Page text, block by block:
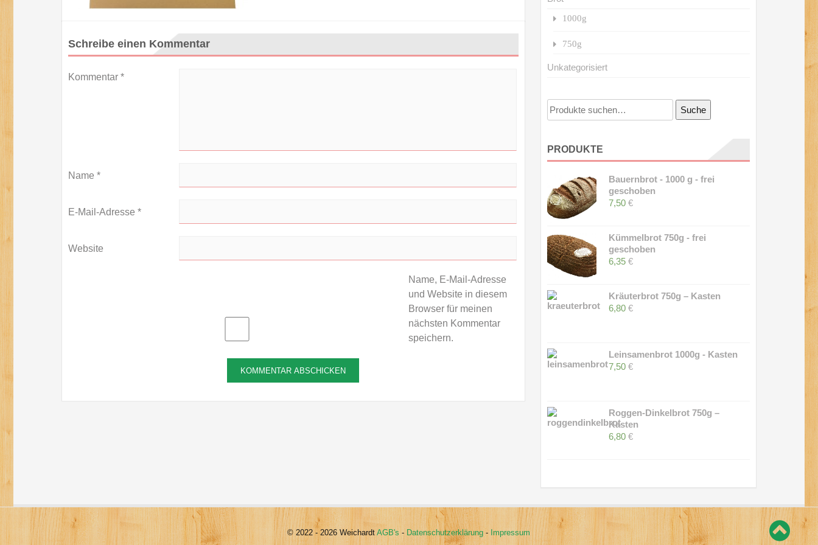
Schreibe einen Kommentar
Kommentar *
Name *
E-Mail-Adresse *
Website
Name, E-Mail-Adresse
und Website in diesem
Browser für meinen
nächsten Kommentar
speichern.
1000g
750g
Unkategorisiert
Suche
nach:
Suche
PRODUKTE
Bauernbrot - 1000 g - frei
geschoben
7,50 €
Kümmelbrot 750g - frei
geschoben
6,35 €
Kräuterbrot 750g – Kasten
6,80 €
Leinsamenbrot 1000g - Kasten
7,50 €
Roggen-Dinkelbrot 750g –
Kasten
6,80 €
© 2022 - 2026 WeichardtAGB's -Datenschutzerklärung- Impressum